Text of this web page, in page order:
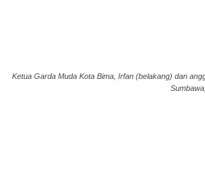
Ketua Garda Muda Kota Bima, Irfan (belakang) dan